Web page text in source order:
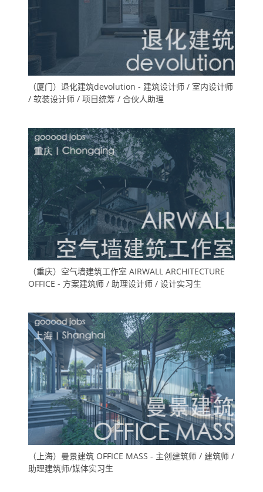
（厦门）退化建筑devolution - 建筑设计师 / 室内设计师
/ 软装设计师 / 项目统筹 / 合伙人助理
（重庆）空气墙建筑工作室 AIRWALL ARCHITECTURE
OFFICE - 方案建筑师 / 助理设计师 / 设计实习生
（上海）曼景建筑 OFFICE MASS - 主创建筑师 / 建筑师 /
助理建筑师/媒体实习生